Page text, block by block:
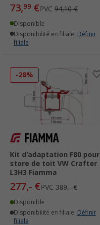
73,99 €PVC 94,10 €
Disponible
Disponibilité en filiale: Définir
filiale
-28%
Kit d'adaptation F80 pour
store de toit VW Crafter
L3H3 Fiamma
277,- €PVC 389,- €
Disponible
Disponibilité en filiale: Définir
filiale